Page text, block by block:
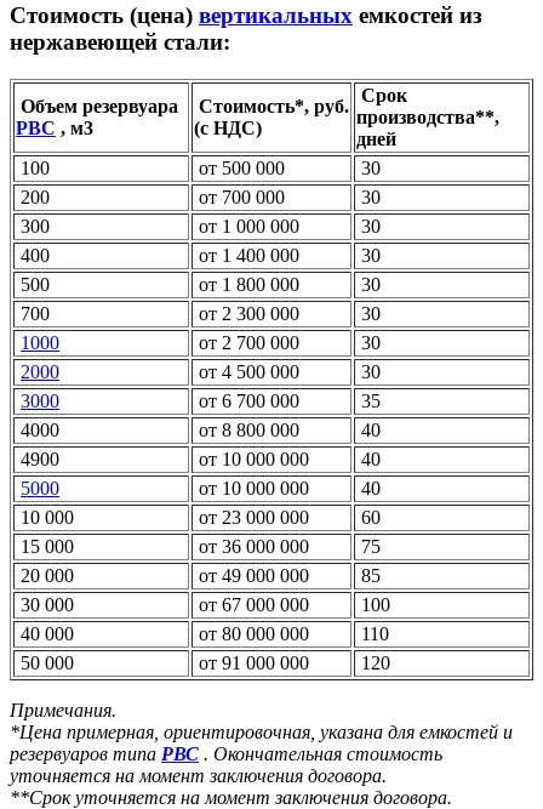
Стоимость (цена) вертикальных емкостей из
нержавеющей стали:
Объем резервуара
РВС , м3
Стоимость*, руб.
(с НДС)
Срок
производства**,
дней
100
от 500 000
30
200
от 700 000
30
300
от 1 000 000
30
400
от 1 400 000
30
500
от 1 800 000
30
700
от 2 300 000
30
1000
от 2 700 000
30
2000
от 4 500 000
30
3000
от 6 700 000
35
4000
от 8 800 000
40
4900
от 10 000 000
40
5000
от 10 000 000
40
10 000
от 23 000 000
60
15 000
от 36 000 000
75
20 000
от 49 000 000
85
30 000
от 67 000 000
100
40 000
от 80 000 000
110
50 000
от 91 000 000 120
Примечания.
*Цена примерная, ориентировочная, указана для емкостей и
резервуаров типа РВС . Окончательная стоимость
уточняется на момент заключения договора.
**Срок уточняется на момент заключения договора.